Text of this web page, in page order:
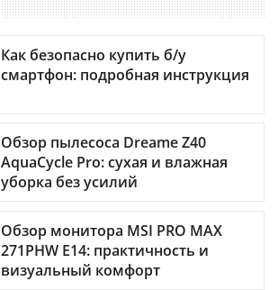
Как безопасно купить б/у
смартфон: подробная инструкция
Обзор пылесоса Dreame Z40
AquaCycle Pro: сухая и влажная
уборка без усилий
Обзор монитора MSI PRO MAX
271PHW E14: практичность и
визуальный комфорт